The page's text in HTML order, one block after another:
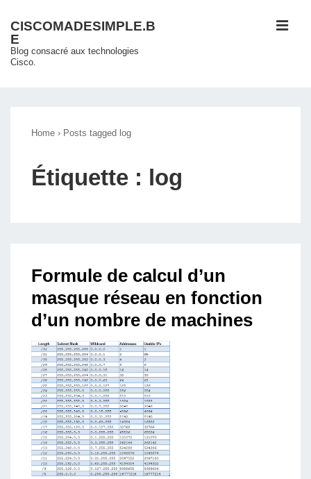
passer
au
contenu
CISCOMADESIMPLE.B
E
Blog consacré aux technologies
Cisco.
Home › Posts tagged log
Étiquette : log
Formule de calcul d’un
masque réseau en fonction
d’un nombre de machines